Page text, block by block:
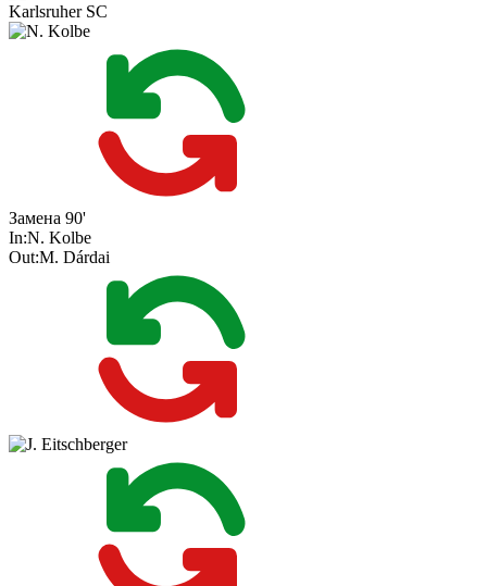
Karlsruher SC
Замена 90'
In:N. Kolbe
Out:M. Dárdai